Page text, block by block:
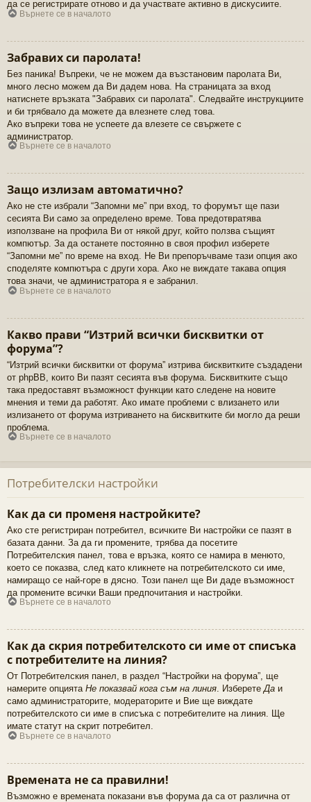
да се регистрирате отново и да участвате активно в дискусиите.
Върнете се в началото
Забравих си паролата!
Без паника! Въпреки, че не можем да възстановим паролата Ви,
много лесно можем да Ви дадем нова. На страницата за вход
натиснете връзката "Забравих си паролата". Следвайте инструкциите
и би трябвало да можете да влезнете след това.
Ако въпреки това не успеете да влезете се свържете с
администратор.
Върнете се в началото
Защо излизам автоматично?
Ако не сте избрали “Запомни ме” при вход, то форумът ще пази
сесията Ви само за определено време. Това предотвратява
използване на профила Ви от някой друг, който ползва същият
компютър. За да останете постоянно в своя профил изберете
“Запомни ме” по време на вход. Не Ви препоръчваме тази опция ако
споделяте компютъра с други хора. Ако не виждате такава опция
това значи, че администратора я е забранил.
Върнете се в началото
Какво прави “Изтрий всички бисквитки от
форума”?
“Изтрий всички бисквитки от форума” изтрива бисквитките създадени
от phpBB, които Ви пазят сесията във форума. Бисквитките също
така предоставят възможност функции като следене на новите
мнения и теми да работят. Ако имате проблеми с влизането или
излизането от форума изтриването на бисквитките би могло да реши
проблема.
Върнете се в началото
Потребителски настройки
Как да си променя настройките?
Ако сте регистриран потребител, всичките Ви настройки се пазят в
базата данни. За да ги промените, трябва да посетите
Потребителския панел, това е връзка, която се намира в менюто,
което се показва, след като кликнете на потребителското си име,
намиращо се най-горе в дясно. Този панел ще Ви даде възможност
да промените всички Ваши предпочитания и настройки.
Върнете се в началото
Как да скрия потребителското си име от списъка
с потребителите на линия?
От Потребителския панел, в раздел “Настройки на форума”, ще
намерите опцията Не показвай кога съм на линия. ИзберетеДа и
само администраторите, модераторите и Вие ще виждате
потребителското си име в списъка с потребителите на линия. Ще
имате статут на скрит потребител.
Върнете се в началото
Времената не са правилни!
Възможно е времената показани във форума да са от различна от